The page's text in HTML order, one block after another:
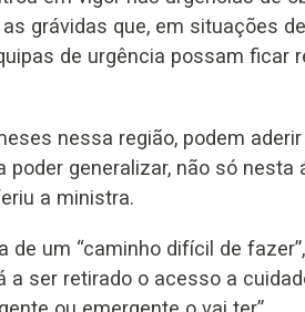
grávidas que, em situações
de urgência possam ficar
nessa região, podem
generalizar, não só nesta
a ministra.
um “caminho difícil de
ser retirado o acesso a